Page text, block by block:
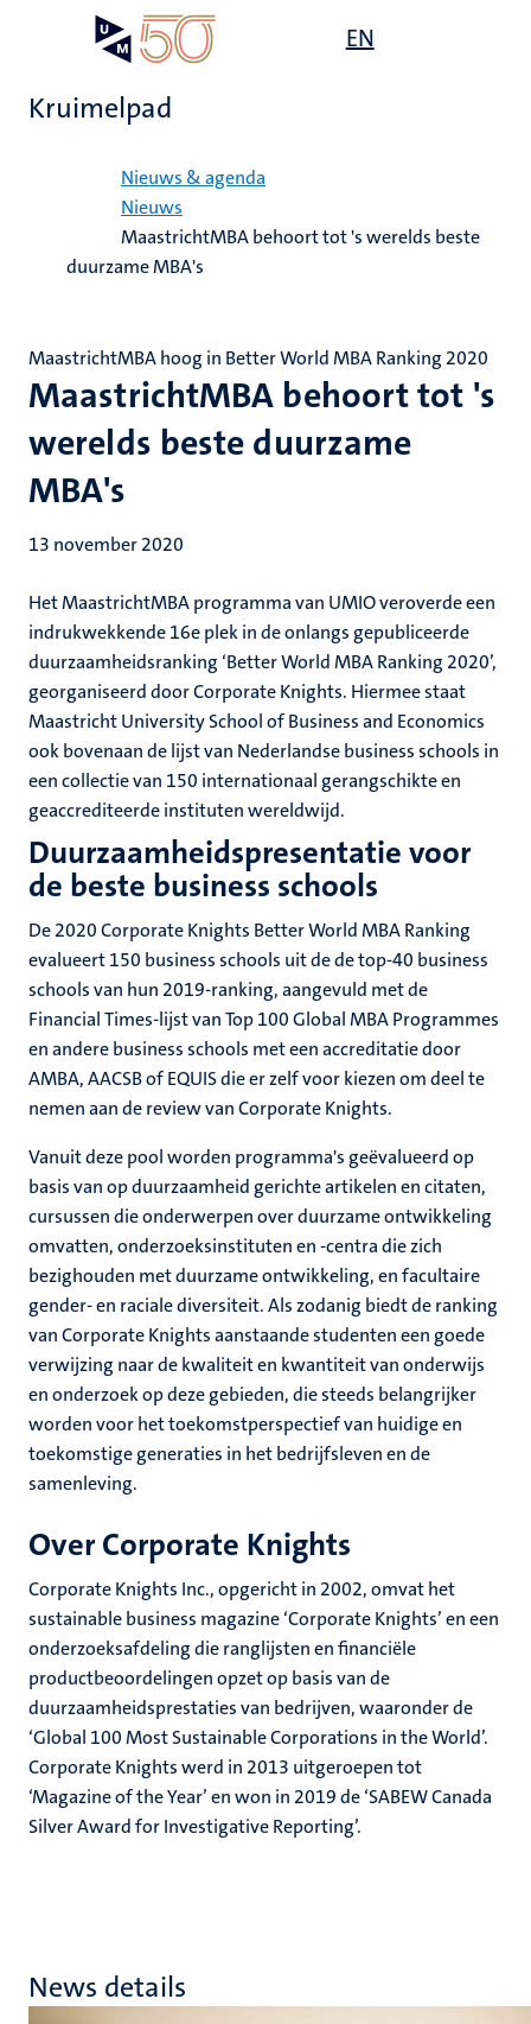
EN
Kruimelpad
Nieuws & agenda
Nieuws
MaastrichtMBA behoort tot 's werelds beste
duurzame MBA's
MaastrichtMBA behoort tot 's
werelds beste duurzame
MBA's
MaastrichtMBA hoog in Better World MBA Ranking 2020
13 november 2020
Het MaastrichtMBA programma van UMIO veroverde een
indrukwekkende 16e plek in de onlangs gepubliceerde
duurzaamheidsranking ‘Better World MBA Ranking 2020’,
georganiseerd door Corporate Knights. Hiermee staat
Maastricht University School of Business and Economics
ook bovenaan de lijst van Nederlandse business schools in
een collectie van 150 internationaal gerangschikte en
geaccrediteerde instituten wereldwijd.
Duurzaamheidspresentatie voor
de beste business schools
De 2020 Corporate Knights Better World MBA Ranking
evalueert 150 business schools uit de de top-40 business
schools van hun 2019-ranking, aangevuld met de
Financial Times-lijst van Top 100 Global MBA Programmes
en andere business schools met een accreditatie door
AMBA, AACSB of EQUIS die er zelf voor kiezen om deel te
nemen aan de review van Corporate Knights.
Vanuit deze pool worden programma's geëvalueerd op
basis van op duurzaamheid gerichte artikelen en citaten,
cursussen die onderwerpen over duurzame ontwikkeling
omvatten, onderzoeksinstituten en -centra die zich
bezighouden met duurzame ontwikkeling, en facultaire
gender- en raciale diversiteit. Als zodanig biedt de ranking
van Corporate Knights aanstaande studenten een goede
verwijzing naar de kwaliteit en kwantiteit van onderwijs
en onderzoek op deze gebieden, die steeds belangrijker
worden voor het toekomstperspectief van huidige en
toekomstige generaties in het bedrijfsleven en de
samenleving.
Over Corporate Knights
Corporate Knights Inc., opgericht in 2002, omvat het
sustainable business magazine ‘Corporate Knights’ en een
onderzoeksafdeling die ranglijsten en financiële
productbeoordelingen opzet op basis van de
duurzaamheidsprestaties van bedrijven, waaronder de
‘Global 100 Most Sustainable Corporations in the World’.
Corporate Knights werd in 2013 uitgeroepen tot
‘Magazine of the Year’ en won in 2019 de ‘SABEW Canada
Silver Award for Investigative Reporting’.
News details